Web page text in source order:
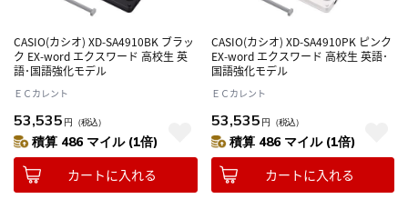
CASIO(カシオ) XD-SA4910BK ブラッ
ク EX-word エクスワード 高校生 英
語･国語強化モデル
ＥＣカレント
53,535 円 （税込）
積算 486 マイル (1倍)
カートに入れる
CASIO(カシオ) XD-SA4910PK ピンク
EX-word エクスワード 高校生 英語･
国語強化モデル
ＥＣカレント
53,535 円 （税込）
積算 486 マイル (1倍)
カートに入れる